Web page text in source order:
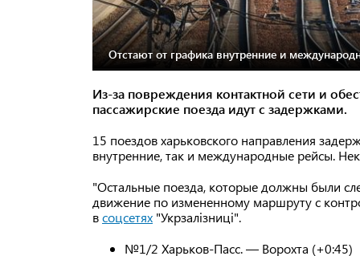
Отстают от графика внутренние и
Из-за повреждения контактной сети и
пассажирские поезда идут с задержками.
15 поездов харьковского направления
внутренние, так и международные рейсы.
"Остальные поезда, которые должны были
движение по измененному маршруту с
всоцсетях "Укрзалізниці".
№1/2 Харьков-Пасс. — Ворохта (+0:45)